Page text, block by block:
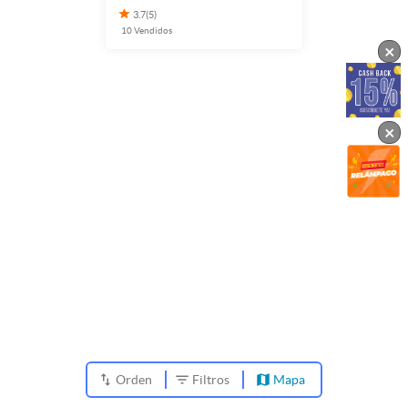
3.7(5)
10Vendidos
Orden Filtros Mapa
×
×